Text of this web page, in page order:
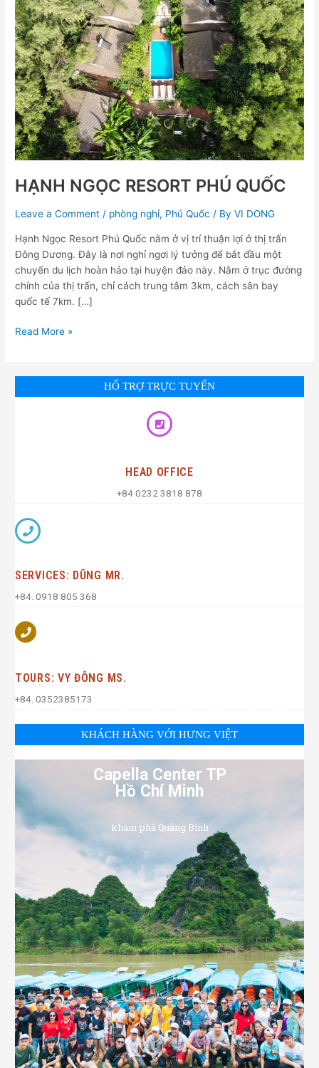
HẠNH NGỌC RESORT PHÚ QUỐC
Leave a Comment / phòng nghỉ, Phú Quốc / ByVI DONG
Hạnh Ngọc Resort Phú Quốc nằm ở vị trí thuận lợi ở thị trấn
Đông Dương. Đây là nơi nghỉ ngơi lý tưởng để bắt đầu một
chuyến du lịch hoàn hảo tại huyện đảo này. Nằm ở trục đường
chính của thị trấn, chỉ cách trung tâm 3km, cách sân bay
quốc tế 7km. […]
QUỐC
Read More »
HỔ TRỢ TRỰC TUYẾN
HEAD OFFICE
+84 0232 3818 878
SERVICES: DŨNG MR.
+84. 0918 805 368
TOURS: VY ĐÔNG MS.
+84. 0352385173
KHÁCH HÀNG VỚI HƯNG VIỆT
Capella Center TP
Hồ Chí Minh
khám phá Quảng Bình